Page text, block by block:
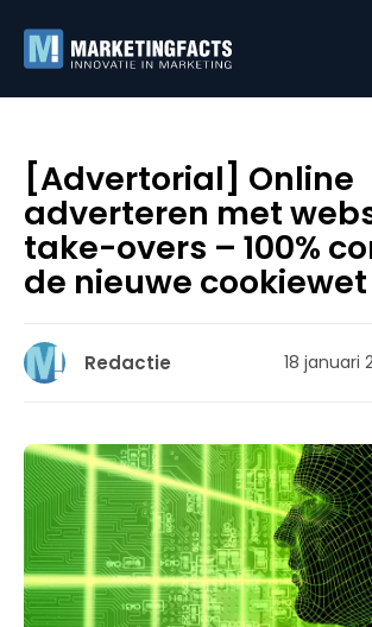
[Advertorial] Online
adverteren met
take-overs – 100%
de nieuwe cookiewet
Redactie 18 januari